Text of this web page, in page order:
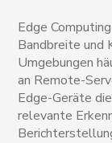
Edge
Bandbreite und
Umgebungen
an Remote-
Edge-Geräte
relevante